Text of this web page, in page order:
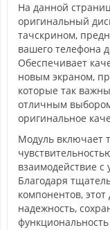
На данной
оригинальный
тачскрином,
вашего телефона
Обеспечивает
новым экраном,
которые так
отличным
оригинальное
Модуль включает
взаимодействие
Благодаря
компонентов,
надежность,